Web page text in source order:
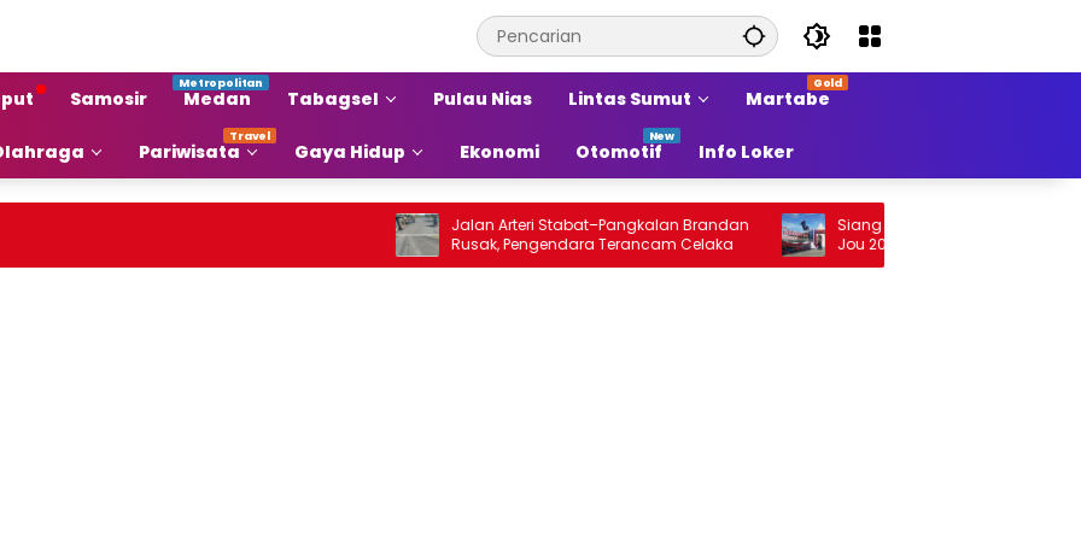
Samosir Medan Tabagsel Pulau Nias Lintas Sumut Martabe
Pariwisata Gaya Hidup Ekonomi Otomotif Info Loker
Jalan Arteri Stabat–Pangkalan Brandan
Rusak, Pengendara Terancam Celaka
Siang Ini Opening Festival Tao Toba Jou
Jou 2026 di Onan Baru Pangururan:
Malamnya Dihibur Marsada Band